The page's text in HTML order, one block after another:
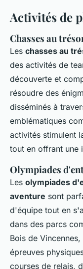
Activités de
Chasses au
Les chasses au
des activités de
découverte et
résoudre des
disséminés à
emblématiques
activités stimulent
tout en offrant une
Olympiades
Les olympiades
aventure sont
d'équipe tout en
dans des parcs
Bois de
épreuves
courses de relais,